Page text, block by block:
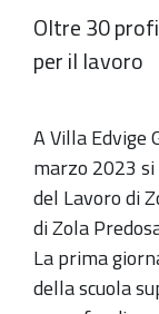
Oltre 30
per il lavoro
A Villa Edvige
marzo 2023
del Lavoro di
di Zola
La prima
della scuola